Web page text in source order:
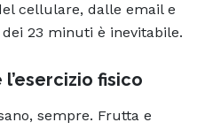
cellulare, dalle email e
23 minuti è inevitabile.
fisico
sempre. Frutta e